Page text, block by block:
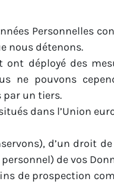
Personnelles
nous détenons.
ont déployé des
ne pouvons
par un tiers.
dans l’Union
d’un droit
de vos
de prospection